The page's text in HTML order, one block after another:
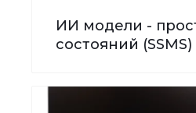
ИИ модели -
состояний (SSMS)